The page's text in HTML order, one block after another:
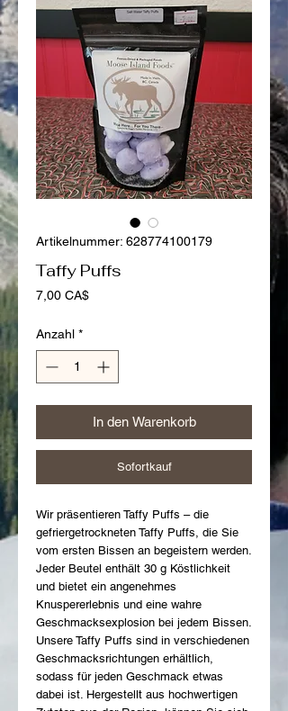
Artikelnummer: 628774100179
Taffy Puffs
7,00 CA$Preis
Anzahl *
In den Warenkorb
Sofortkauf
Wir präsentieren Taffy Puffs – die
gefriergetrockneten Taffy Puffs, die Sie
vom ersten Bissen an begeistern werden.
Jeder Beutel enthält 30 g Köstlichkeit
und bietet ein angenehmes
Knuspererlebnis und eine wahre
Geschmacksexplosion bei jedem Bissen.
Unsere Taffy Puffs sind in verschiedenen
Geschmacksrichtungen erhältlich,
sodass für jeden Geschmack etwas
dabei ist. Hergestellt aus hochwertigen